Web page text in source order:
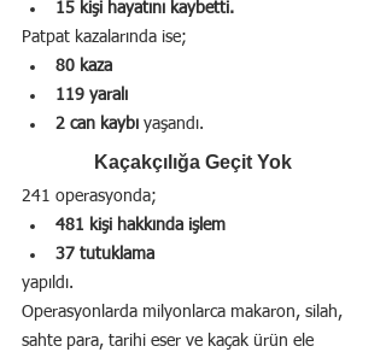
15 kişi hayatını kaybetti.
Patpat kazalarında ise;
80 kaza
119 yaralı
2 can kaybı yaşandı.
Kaçakçılığa Geçit Yok
241 operasyonda;
481 kişi hakkında işlem
37 tutuklama
yapıldı.
Operasyonlarda milyonlarca makaron, silah,
sahte para, tarihi eser ve kaçak ürün ele